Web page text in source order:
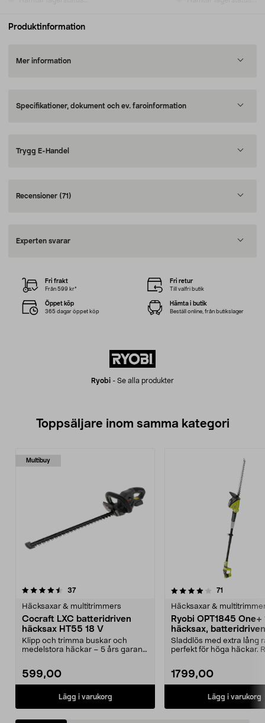
Produktinformation
Mer information
Specifikationer, dokument och ev. faroinformation
Trygg E-Handel
Recensioner (71)
Experten svarar
Ryobi - Se alla produkter
Fri frakt
Från 599 kr*
Fri retur
Till valfri butik
Öppet köp
365 dagar öppet köp
Hämta i butik
Beställ online, från butikslager
Toppsäljare inom samma kategori
Multibuy
37recensioner
Häcksaxar & multitrimmers
Cocraft LXC batteridriven
häcksax HT55 18 V
Klipp och trimma buskar och
medelstora häckar – 5 års garanti.
599,00
Lägg i varukorg
4.0 av 5 stjärnor 71
Häcksaxar &
Ryobi OPT1845 One+
häcksax, batteridriven
Sladdlös med extra lång
perfekt för höga häckar.
1799,00
Lägg i varukorg
4.0 av 5 stjärnor